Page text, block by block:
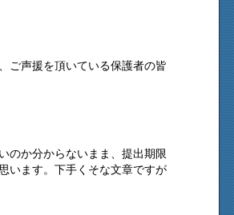
ご声援を頂いている保護者の皆
のか分からないまま、提出期限
います。下手くそな文章ですが